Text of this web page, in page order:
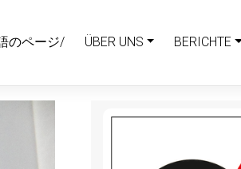
のページ/ ÜBER UNS BERICHTE